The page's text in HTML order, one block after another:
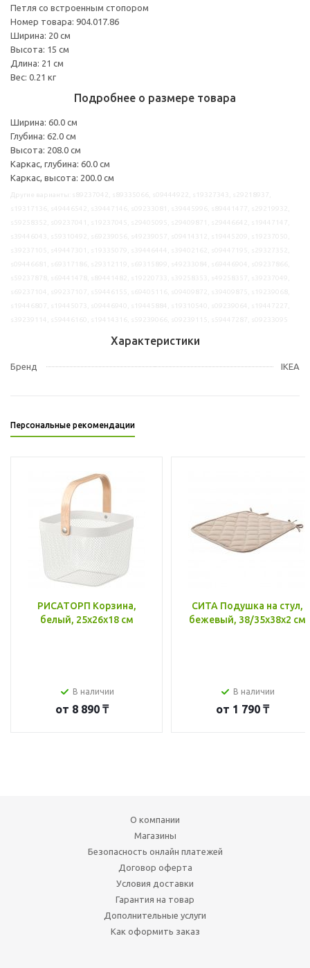
Петля со встроенным стопором
Номер товара: 904.017.86
Ширина: 20 см
Высота: 15 см
Длина: 21 см
Вес: 0.21 кг
Подробнее о размере товара
Ширина: 60.0 см
Глубина: 62.0 см
Высота: 208.0 см
Каркас, глубина: 60.0 см
Каркас, высота: 200.0 см
Характеристики
Бренд IKEA
Персональные рекомендации
РИСАТОРП Корзина,
белый, 25x26x18 см
В наличии
от 8 890 ₸
СИТА Подушка на стул,
бежевый, 38/35x38x2 см
В наличии
от 1 790 ₸
О компании
Магазины
Безопасность онлайн платежей
Договор оферта
Условия доставки
Гарантия на товар
Дополнительные услуги
Как оформить заказ